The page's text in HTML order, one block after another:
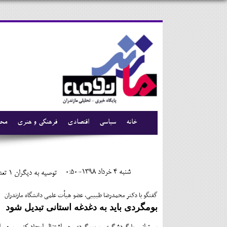
فرهنگی و هنری اقتصادی سیاسی خانه
توصیه به دیگران 1 شنبه 4 خرداد 1398-0:50
گفتگو با دکتر محمدرضا طبیبی، عضو هیأت علمی دانشگاه مازندران
بومگردی باید به دغدغه استانی تبدیل شود